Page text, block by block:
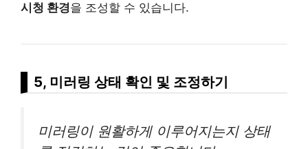
시청 환경을 조성할 수 있습니다.
5, 미러링 상태 확인 및 조정하기
미러링이 원활하게 이루어지는지 상태